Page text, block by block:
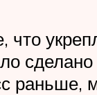
что